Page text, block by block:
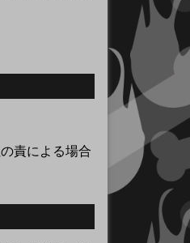
責による場合